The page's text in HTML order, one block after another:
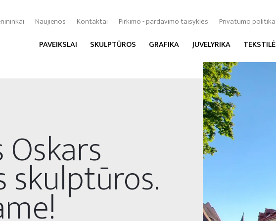
Naujienos Kontaktai Pirkimo - pardavimo taisyklės Privatumo politika
PAVEIKSLAI SKULPTŪROS GRAFIKA JUVELYRIKA TEKSTILĖ
skulptūros.